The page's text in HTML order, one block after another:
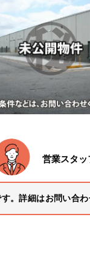
営業スタッ
。詳細はお問い合わ